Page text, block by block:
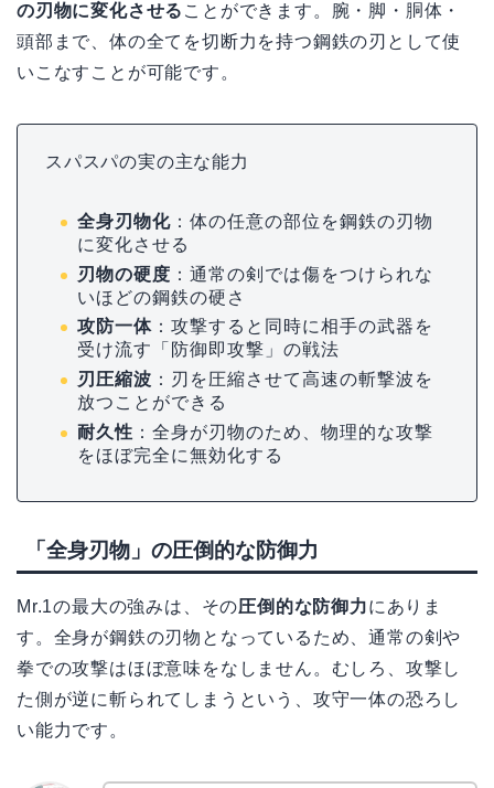
の刃物に変化させる ことができます。腕・脚・胴体・
頭部まで、体の全てを切断力を持つ鋼鉄の刃として使
いこなすことが可能です。
スパスパの実の主な能力
全身刃物化 ：体の任意の部位を鋼鉄の刃物
に変化させる
刃物の硬度 ：通常の剣では傷をつけられな
いほどの鋼鉄の硬さ
攻防一体 ：攻撃すると同時に相手の武器を
受け流す「防御即攻撃」の戦法
刃圧縮波 ：刃を圧縮させて高速の斬撃波を
放つことができる
耐久性 ：全身が刃物のため、物理的な攻撃
をほぼ完全に無効化する
「全身刃物」の圧倒的な防御力
Mr.1の最大の強みは、その圧倒的な防御力にありま
す。全身が鋼鉄の刃物となっているため、通常の剣や
拳での攻撃はほぼ意味をなしません。むしろ、攻撃し
た側が逆に斬られてしまうという、攻守一体の恐ろし
い能力です。